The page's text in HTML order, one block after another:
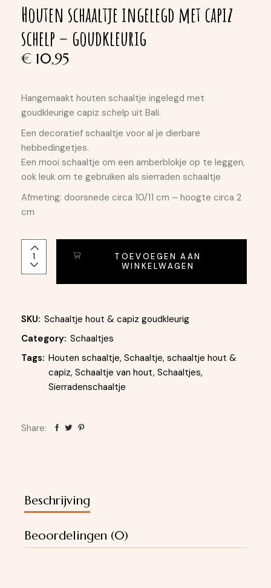
Houten schaaltje ingelegd met capiz
schelp – goudkleurig
€ 10,95
Hangemaakt houten schaaltje ingelegd met
goudkleurige capiz schelp uit Bali.
Een decoratief schaaltje voor al je dierbare
hebbedingetjes.
Een mooi schaaltje om een amberblokje op te leggen,
ook leuk om te gebruiken als sierraden schaaltje
Afmeting: doorsnede circa 10/11 cm – hoogte circa 2
cm
Houten schaaltje ingelegd met capiz schelp - goudkleurig
TOEVOEGEN AAN
WINKELWAGEN
SKU: Schaaltje hout & capiz goudkleurig
Category: Schaaltjes
Tags: Houten schaaltje, Schaaltje, schaaltje hout &
capiz, Schaaltje van hout, Schaaltjes,
Sierradenschaaltje
Share:
Beschrijving
Beoordelingen (0)